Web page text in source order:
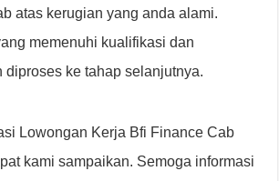
atas kerugian yang anda alami.
memenuhi kualifikasi dan
diproses ke tahap selanjutnya.
Lowongan Kerja Bfi Finance Cab
kami sampaikan. Semoga informasi